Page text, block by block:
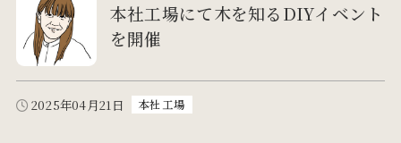
本社工場にて木を知るDIYイベント
を開催
2025年04月21日 本社工場